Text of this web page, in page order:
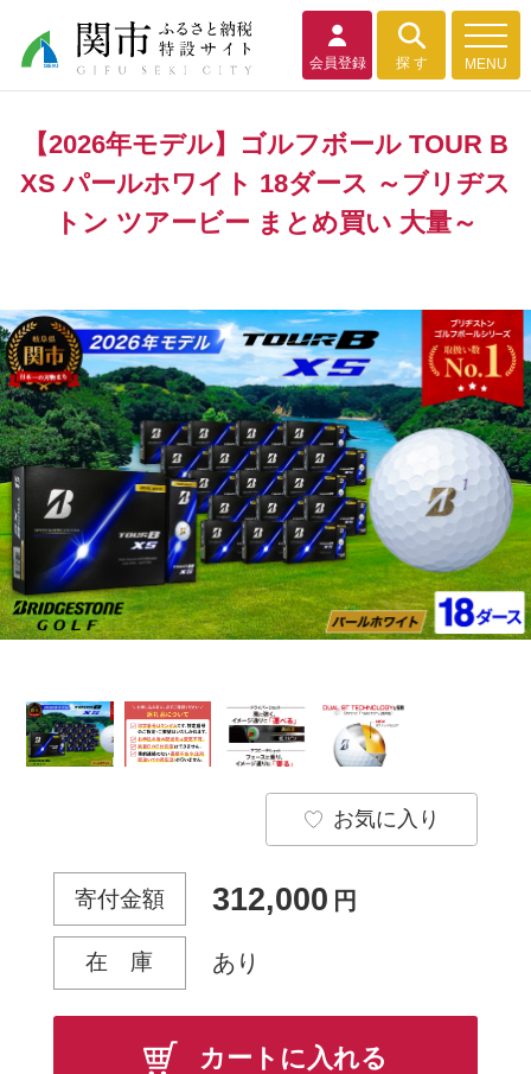
会員登録 探 す MENU
【2026年モデル】ゴルフボール TOUR B
XS パールホワイト 18ダース ～ブリヂス
トン ツアービー まとめ買い 大量～
お気に入り
寄付金額 312,000 円
在 庫 あり
カートに入れる